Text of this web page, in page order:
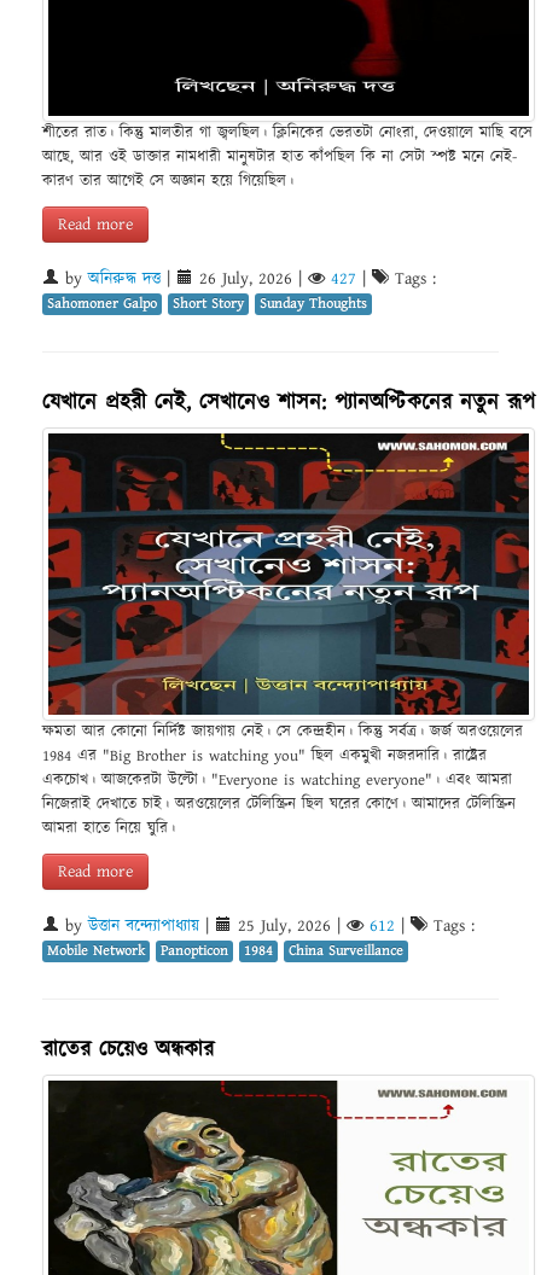
শীতের রাত। কিন্তু মালতীর গা জ্বলছিল। ক্লিনিকের ভেরতটা নোংরা, দেওয়ালে মাছি বসে
আছে, আর ওই ডাক্তার নামধারী মানুষটার হাত কাঁপছিল কি না সেটা স্পষ্ট মনে নেই-
কারণ তার আগেই সে অজ্ঞান হয়ে গিয়েছিল।
Read more
byঅনিরুদ্ধ দত্ত| 26 July, 2026 427 Tags :
Sahomoner Galpo Short Story Sunday Thoughts
যেখানে প্রহরী নেই, সেখানেও শাসন: প্যানঅপ্টিকনের নতুন রূপ
ক্ষমতা আর কোনো নির্দিষ্ট জায়গায় নেই। সে কেন্দ্রহীন। কিন্তু সর্বত্র। জর্জ অরওয়েলের
1984 এর "Big Brother is watching you" ছিল একমুখী নজরদারি। রাষ্ট্রের
একচোখ। আজকেরটা উল্টো। "Everyone is watching everyone"। এবং আমরা
নিজেরাই দেখাতে চাই। অরওয়েলের টেলিস্ক্রিন ছিল ঘরের কোণে। আমাদের টেলিস্ক্রিন
আমরা হাতে নিয়ে ঘুরি।
Read more
byউত্তান বন্দ্যোপাধ্যায় 25 July, 2026 612 Tags :
Mobile Network Panopticon 1984 China Surveillance
রাতের চেয়েও অন্ধকার